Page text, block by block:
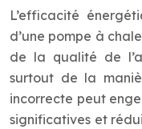
L’efficacité
d’une pompe à
de la qualité de
surtout de la
incorrecte peut
significatives et